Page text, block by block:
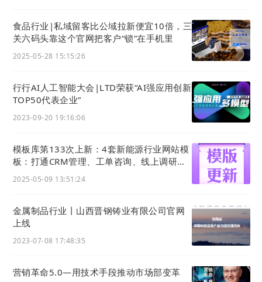
食品行业|私域留客比公域拉新便宜10倍，三
关六码头靠这个官网把客户“锁”在手机里
2025-05-28 15:15:26
行行AI人工智能大会|LTD荣获“AI强应用创新
TOP50代表企业”
2023-09-20 19:16:06
模板库第133次上新：4套新能源行业网站模
板：打通CRM管理、工单咨询、线上调研表
2025-05-09 13:51:24
金属制品行业丨山西晋钢铸业有限公司官网
上线
2023-07-08 17:48:35
营销革命5.0—用技术手段推动市场部变革